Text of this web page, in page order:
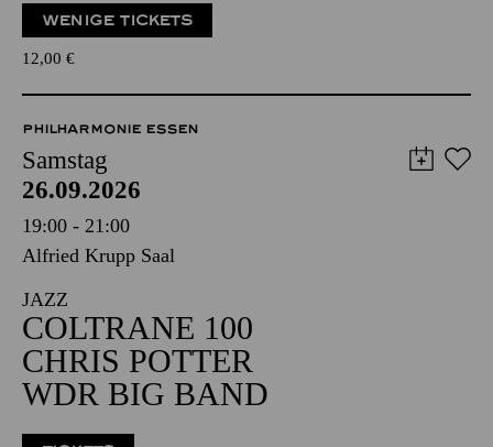
WENIGE TICKETS
12,00 €
PHILHARMONIE ESSEN
Samstag
26.09.2026
19:00 - 21:00
Alfried Krupp Saal
JAZZ
COLTRANE 100
CHRIS POTTER
WDR BIG BAND